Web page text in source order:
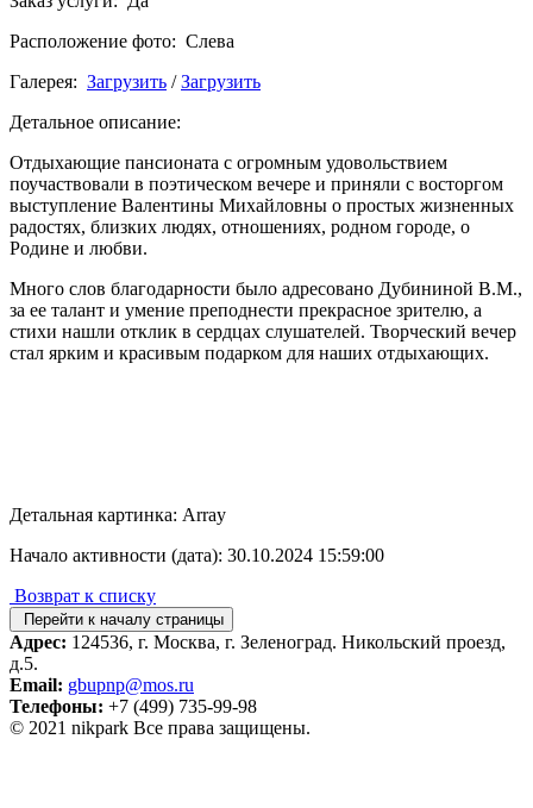
Расположение фото: Слева
Галерея: Загрузить /Загрузить
Детальное описание:
Отдыхающие пансионата с огромным удовольствием
поучаствовали в поэтическом вечере и приняли с восторгом
выступление Валентины Михайловны о простых жизненных
радостях, близких людях, отношениях, родном городе, о
Родине и любви.
Много слов благодарности было адресовано Дубининой В.М.,
за ее талант и умение преподнести прекрасное зрителю, а
стихи нашли отклик в сердцах слушателей. Творческий вечер
стал ярким и красивым подарком для наших отдыхающих.
Детальная картинка: Array
Начало активности (дата): 30.10.2024 15:59:00
Возврат к списку
Перейти к началу страницы
Адрес: 124536, г. Москва, г. Зеленоград. Никольский проезд,
д.5.
Email: gbupnp@mos.ru
Телефоны: +7 (499) 735-99-98
© 2021 nikpark Все права защищены.